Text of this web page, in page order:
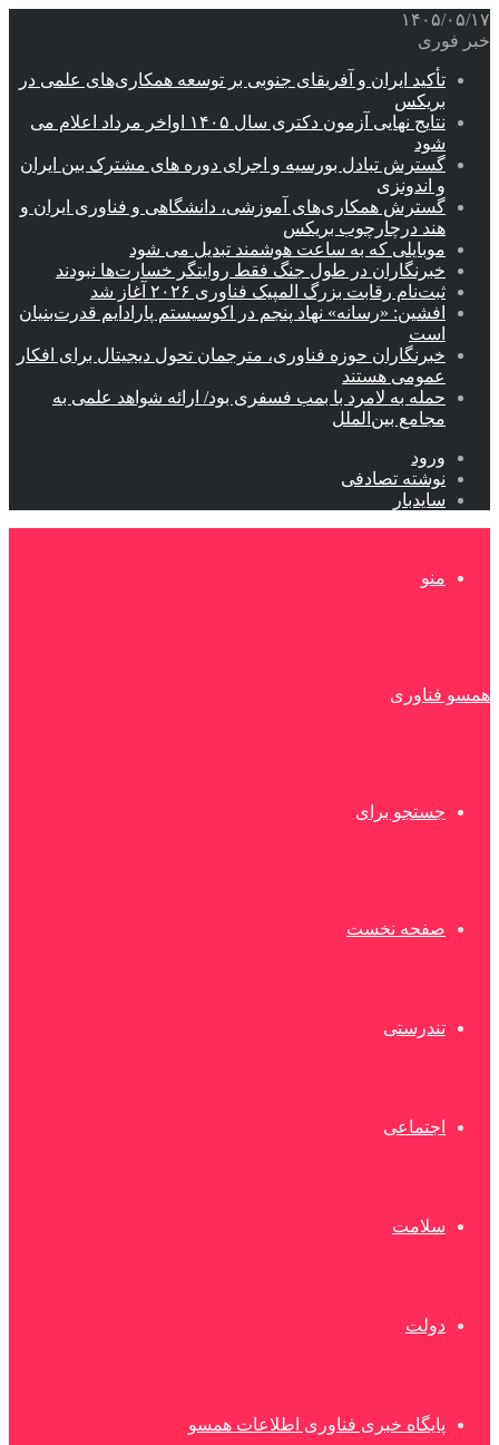
۱۴۰۵/۰۵/۱۷
خبر فوری
تأکید ایران و آفریقای جنوبی بر توسعه همکاری‌های علمی در
بریکس
نتایج نهایی آزمون دکتری سال ۱۴۰۵ اواخر مرداد اعلام می
شود
گسترش تبادل بورسیه و اجرای دوره های مشترک بین ایران
و اندونزی
گسترش همکاری‌های آموزشی، دانشگاهی و فناوری ایران و
هند درچارچوب بریکس
موبایلی که به ساعت هوشمند تبدیل می شود
خبرنگاران در طول جنگ فقط روایتگر خسارت‌ها نبودند
ثبت‌نام رقابت بزرگ المپیک فناوری ۲۰۲۶ آغاز شد
افشین: «رسانه» نهاد پنجم در اکوسیستم پارادایم قدرت‌بنیان
است
خبرنگاران حوزه فناوری، مترجمان تحول دیجیتال برای افکار
عمومی هستند
حمله به لامرد با بمب فسفری بود/ ارائه شواهد علمی به
مجامع بین‌الملل
ورود
نوشته تصادفی
سایدبار
منو
همسو فناوری
جستجو برای
صفحه نخست
تندرستی
اجتماعی
سلامت
دولت
پایگاه خبری فناوری اطلاعات همسو